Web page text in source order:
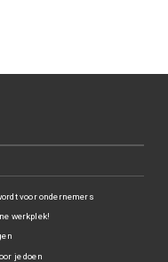
voor ondernemers
werkplek!
je doen